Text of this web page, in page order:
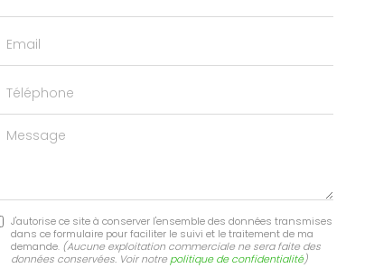
Message
J'autorise ce site à conserver l'ensemble des données transmises
dans ce formulaire pour faciliter le suivi et le traitement de ma
demande. (Aucune exploitation commerciale ne sera faite des
données conservées. Voir notre politique de confidentialité)